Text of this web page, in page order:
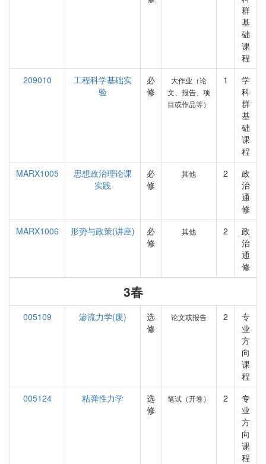
群
基
础
课
程
209010
工程科学基础实
验
必
修
大作业（论
文、报告、项
目或作品等）
1
学
科
群
基
础
课
程
MARX1005
思想政治理论课
实践
必
修
其他 2
政
治
通
修
MARX1006
形势与政策(讲座)
必
修
其他 2
政
治
通
修
3春
005109 渗流力学(废)
选
修
论文或报告 2
专
业
方
向
课
程
005124
粘弹性力学
选
修
笔试（开卷） 2
专
业
方
向
课
程